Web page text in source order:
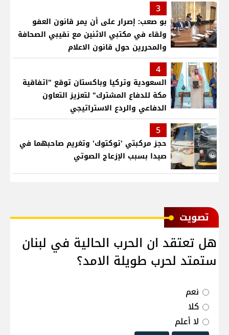
3
بو صعب: إصرار على أن يمر قانون العفو
ولقاء في مكتبي الاثنين مع نقيبي الصحافة
والمحررين حول قانون الاعلام
4
السعودية وتركيا وباكستان توقع "اتفاقية
مكة للدفاع المشترك" لتعزيز التعاون
الدفاعي والردع الاستراتيجي
5
حجز مركبتي 'توكتوك' وتغريم صاحبهما في
صيدا بسبب الإزعاج الصوتي
ﺗﺼﻮﻳﺖ
هل تعتقد ان الحرب الحالية في لبنان
ستمتد لحرب طويلة الامد؟
نعم
كلا
لا أعلم